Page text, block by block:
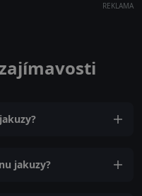
REKLAMA
jakuzy?